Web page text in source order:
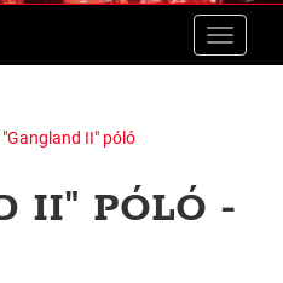
Toggle
"Gangland II" póló
II" PÓLÓ -